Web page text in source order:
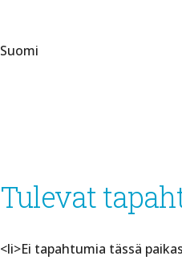
Suomi
Tulevat
<li>Ei tapahtumia tässä